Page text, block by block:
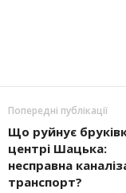
Попередні публікації
Що руйнує
центрі Шацька:
несправна
транспорт?